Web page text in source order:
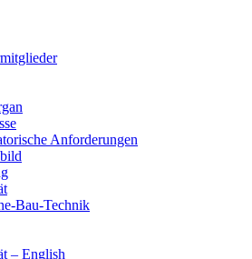
Anforderungen
Bau-Technik
– English